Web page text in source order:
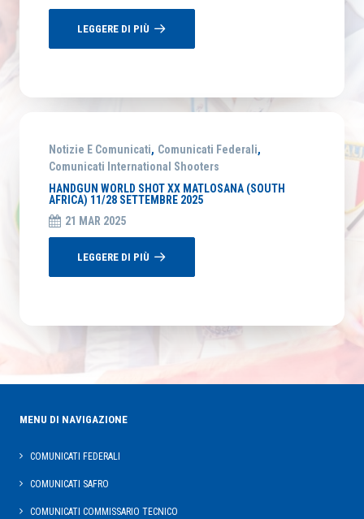
LEGGERE DI PIÙ
Notizie E Comunicati, Comunicati Federali,
Comunicati International Shooters
HANDGUN WORLD SHOT XX MATLOSANA (SOUTH
AFRICA) 11/28 SETTEMBRE 2025
21 MAR 2025
LEGGERE DI PIÙ
MENU DI NAVIGAZIONE
COMUNICATI FEDERALI
COMUNICATI SAFRO
COMUNICATI COMMISSARIO TECNICO